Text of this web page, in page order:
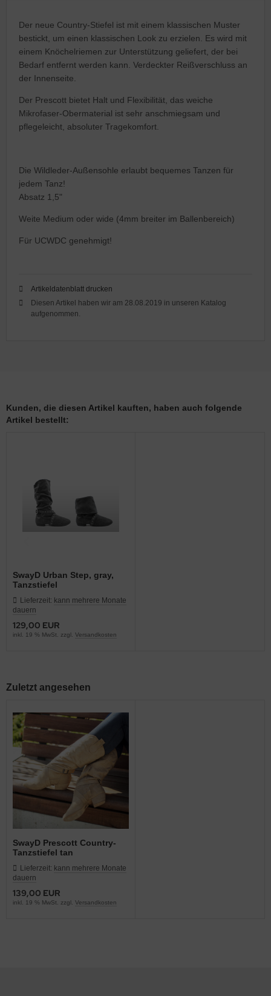
Der neue Country-Stiefel ist mit einem klassischen Muster
bestickt, um einen klassischen Look zu erzielen. Es wird mit
einem Knöchelriemen zur Unterstützung geliefert, der bei
Bedarf entfernt werden kann. Verdeckter Reißverschluss an
der Innenseite.
Der Prescott bietet Halt und Flexibilität, das weiche
Mikrofaser-Obermaterial ist sehr anschmiegsam und
pflegeleicht, absoluter Tragekomfort.
Die Wildleder-Außensohle erlaubt bequemes Tanzen für
jedem Tanz!
Absatz 1,5"
Weite Medium oder wide (4mm breiter im Ballenbereich)
Für UCWDC genehmigt!
Artikeldatenblatt drucken
Diesen Artikel haben wir am 28.08.2019 in unseren Katalog
aufgenommen.
Kunden, die diesen Artikel kauften, haben auch folgende
Artikel bestellt:
SwayD Urban Step, gray,
Tanzstiefel
Lieferzeit: kann mehrere Monate
dauern
129,00 EUR
inkl. 19 % MwSt. zzgl. Versandkosten
Zuletzt angesehen
SwayD Prescott Country-
Tanzstiefel tan
Lieferzeit: kann mehrere Monate
dauern
139,00 EUR
inkl. 19 % MwSt. zzgl. Versandkosten